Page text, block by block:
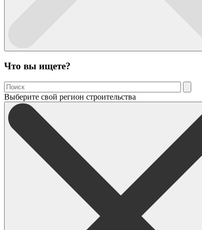
Что вы ищете?
Выберите свой регион строительства